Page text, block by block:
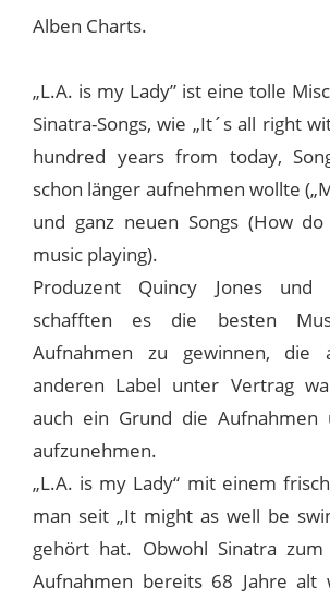
Alben Charts.
„L.A. is my Lady” ist eine tolle
Sinatra-Songs, wie „It´s all right
hundred years from today,
schon länger aufnehmen wollte
und ganz neuen Songs (How
music playing).
Produzent Quincy Jones und
schafften es die besten
Aufnahmen zu gewinnen, die
anderen Label unter Vertrag
auch ein Grund die Aufnahmen
aufzunehmen.
„L.A. is my Lady“ mit einem
man seit „It might as well be
gehört hat. Obwohl Sinatra
Aufnahmen bereits 68 Jahre alt